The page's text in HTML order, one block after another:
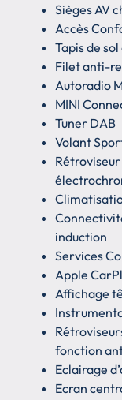
Sièges AV
Accès
Tapis de
Filet anti-
Autoradio
MINI
Tuner DAB
Volant
induction
Services
Apple
Affichage
fonction
Eclairage
Ecran